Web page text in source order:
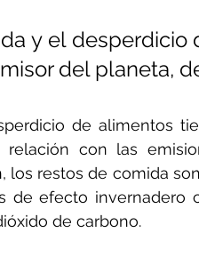
y el desperdicio
del planeta,
de alimentos
con las
los restos de comida
de efecto invernadero
de carbono.